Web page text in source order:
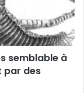
semblable à
par des